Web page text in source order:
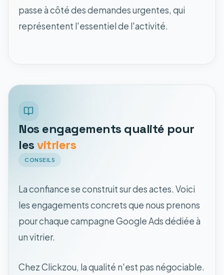
passe à côté des demandes urgentes, qui
représentent l'essentiel de l'activité.
Nos engagements qualité pour
lesvitriers
CONSEILS
La confiance se construit sur des actes. Voici
les engagements concrets que nous prenons
pour chaque campagne Google Ads dédiée à
un vitrier.
Chez Clickzou, la qualité n'est pas négociable.